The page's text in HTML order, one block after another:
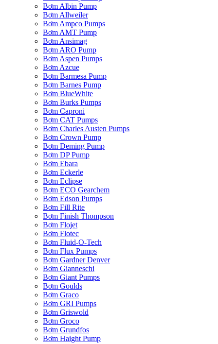
Bơm Albin Pump
Bơm Allweiler
Bơm Ampco Pumps
Bơm AMT Pump
Bơm Ansimag
Bơm ARO Pump
Bơm Aspen Pumps
Bơm Azcue
Bơm Barmesa Pump
Bơm Barnes Pump
Bơm BlueWhite
Bơm Burks Pumps
Bơm Caproni
Bơm CAT Pumps
Bơm Charles Austen Pumps
Bơm Crown Pump
Bơm Deming Pump
Bơm DP Pump
Bơm Ebara
Bơm Eckerle
Bơm Eclipse
Bơm ECO Gearchem
Bơm Edson Pumps
Bơm Fill Rite
Bơm Finish Thompson
Bơm Flojet
Bơm Flotec
Bơm Fluid-O-Tech
Bơm Flux Pumps
Bơm Gardner Denver
Bơm Gianneschi
Bơm Giant Pumps
Bơm Goulds
Bơm Graco
Bơm GRI Pumps
Bơm Griswold
Bơm Groco
Bơm Grundfos
Bơm Haight Pump